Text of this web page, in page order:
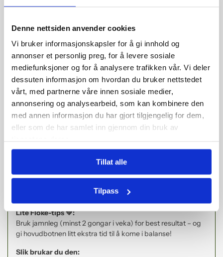
Denne nettsiden anvender cookies
Vi bruker informasjonskapsler for å gi innhold og
annonser et personlig preg, for å levere sosiale
mediefunksjoner og for å analysere trafikken vår. Vi deler
dessuten informasjon om hvordan du bruker nettstedet
vårt, med partnerne våre innen sosiale medier,
annonsering og analysearbeid, som kan kombinere den
med annen informasjon du har gjort tilgjengelig for dem,
eller som de har samlet inn gjennom din bruk av
Tillat alle
Tilpass
denne sjampoen ein skikkeleg gamechanger 💚
Dandruff & Scalp Shampoo jobbar i djupna for å løyse opp
gjenopprette balansen i hovudbotnen. Sjampoen motverkar
òg Malassezia, ein vanleg årsak til flass 🌿
Resultatet er ein rein, frisk og roleg hovudbotn – og eit hår
som kjennest lett og sunt ✨
Perfekt for deg som:
– slit med flass eller tørr hovudbotn
– opplever kløe eller irritasjon
– ynskjer ein rein og balansert start 💫
Difor vil du elska den:
✨ Motverkar årsaka til flass
✨ Passar alle hårtypar – frå fint til grovt 🌿
Lite Floke-tips 💚:
Bruk jamnleg (minst 2 gongar i veka) for best resultat – og
gi hovudbotnen litt ekstra tid til å kome i balanse!
Slik brukar du den: